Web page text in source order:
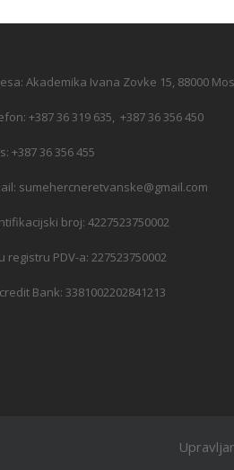
Akademika Ivana Zovke 15, 88000
+387 36 319 635, +387 36 356 450
+387 36 356 455
sumehercneretvanske@gmail.com
broj: 4227523750002
registru PDV-a: 227523750002
Bank: 3381002202841213